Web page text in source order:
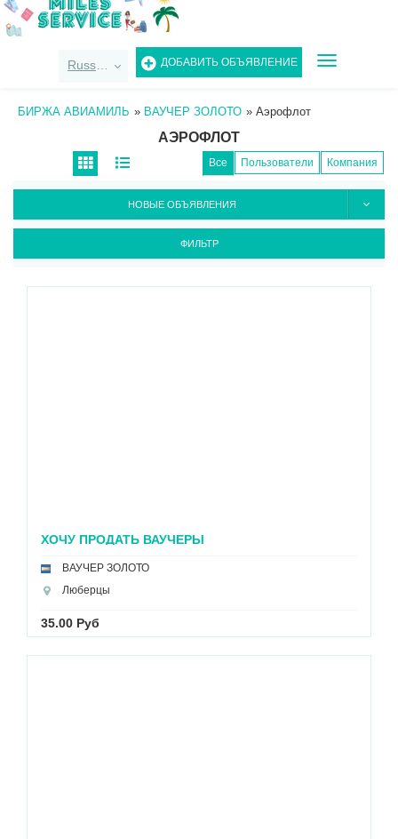
ДОБАВИТЬ ОБЪЯВЛЕНИЕ
TOGGLE
БИРЖА АВИАМИЛЬ » ВАУЧЕР ЗОЛОТО » Аэрофлот
АЭРОФЛОТ
НОВЫЕ ОБЪЯВЛЕНИЯ
ФИЛЬТР
Все Пользователи Компания
ХОЧУ ПРОДАТЬ ВАУЧЕРЫ
ВАУЧЕР ЗОЛОТО
Люберцы
35.00 Руб